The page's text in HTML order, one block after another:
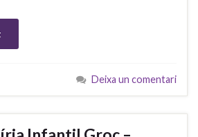
Deixa un comentari